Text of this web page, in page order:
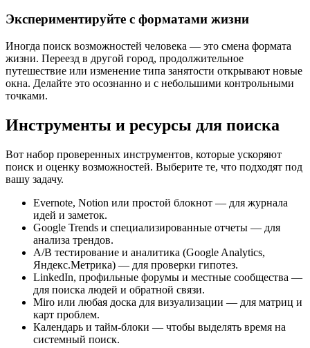
Экспериментируйте с форматами жизни
Иногда поиск возможностей человека — это смена формата
жизни. Переезд в другой город, продолжительное
путешествие или изменение типа занятости открывают новые
окна. Делайте это осознанно и с небольшими контрольными
точками.
Инструменты и ресурсы для поиска
Вот набор проверенных инструментов, которые ускоряют
поиск и оценку возможностей. Выберите те, что подходят под
вашу задачу.
Evernote, Notion или простой блокнот — для журнала
идей и заметок.
Google Trends и специализированные отчеты — для
анализа трендов.
А/B тестирование и аналитика (Google Analytics,
Яндекс.Метрика) — для проверки гипотез.
LinkedIn, профильные форумы и местные сообщества —
для поиска людей и обратной связи.
Miro или любая доска для визуализации — для матриц и
карт проблем.
Календарь и тайм-блоки — чтобы выделять время на
системный поиск.